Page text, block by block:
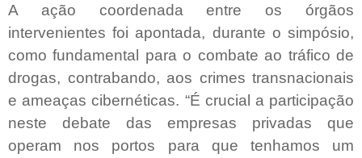
A ação coordenada entre os órgãos
intervenientes foi apontada, durante o simpósio,
como fundamental para o combate ao tráfico de
drogas, contrabando, aos crimes transnacionais
e ameaças cibernéticas. “É crucial a participação
neste debate das empresas privadas que
operam nos portos para que tenhamos um